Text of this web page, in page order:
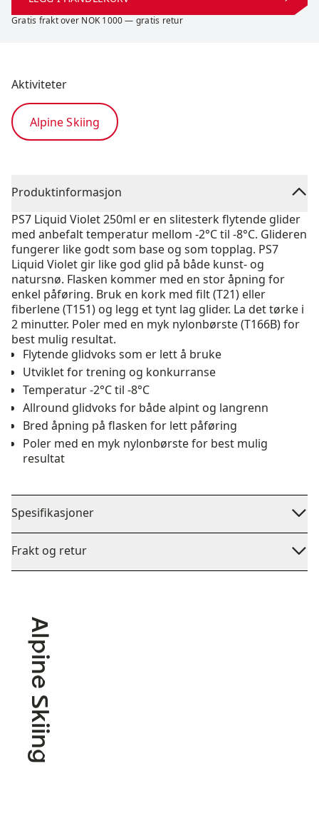
Gratis frakt over NOK 1000 — gratis retur
Aktiviteter
Alpine Skiing
Produktinformasjon
PS7 Liquid Violet 250ml er en slitesterk flytende glider
med anbefalt temperatur mellom -2°C til -8°C. Glideren
fungerer like godt som base og som topplag. PS7
Liquid Violet gir like god glid på både kunst- og
natursnø. Flasken kommer med en stor åpning for
enkel påføring. Bruk en kork med filt (T21) eller
fiberlene (T151) og legg et tynt lag glider. La det tørke i
2 minutter. Poler med en myk nylonbørste (T166B) for
best mulig resultat.
Flytende glidvoks som er lett å bruke
Utviklet for trening og konkurranse
Temperatur -2°C til -8°C
Allround glidvoks for både alpint og langrenn
Bred åpning på flasken for lett påføring
Poler med en myk nylonbørste for best mulig
resultat
Spesifikasjoner
Frakt og retur
Alpine Skiing